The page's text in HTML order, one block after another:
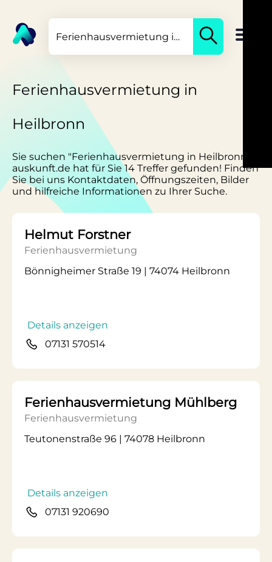
Ferienhausvermietung in
Heilbronn
Sie suchen "Ferienhausvermietung in Heilbronn"?
auskunft.de hat für Sie 14 Treffer gefunden! Finden
Sie bei uns Kontaktdaten, Öffnungszeiten, Bilder
und hilfreiche Informationen zu Ihrer Suche.
Helmut Forstner
Ferienhausvermietung
Bönnigheimer Straße 19 | 74074 Heilbronn
Details anzeigen
07131 570514
Ferienhausvermietung Mühlberg
Ferienhausvermietung
Teutonenstraße 96 | 74078 Heilbronn
Details anzeigen
07131 920690